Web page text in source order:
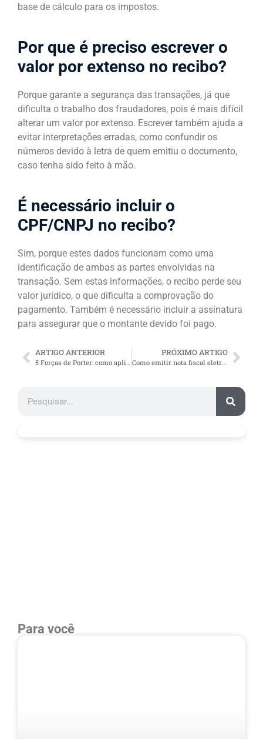
base de cálculo para os impostos.
Por que é preciso escrever o
valor por extenso no recibo?
Porque garante a segurança das transações, já que
dificulta o trabalho dos fraudadores, pois é mais difícil
alterar um valor por extenso. Escrever também ajuda a
evitar interpretações erradas, como confundir os
números devido à letra de quem emitiu o documento,
caso tenha sido feito à mão.
É necessário incluir o
CPF/CNPJ no recibo?
Sim, porque estes dados funcionam como uma
identificação de ambas as partes envolvidas na
transação. Sem estas informações, o recibo perde seu
valor jurídico, o que dificulta a comprovação do
pagamento. Também é necessário incluir a assinatura
para assegurar que o montante devido foi pago.
ARTIGO ANTERIOR
5 Forças de Porter: como aplicar o modelo na sua empresa?
PRÓXIMO ARTIGO
Como emitir nota fiscal eletrônica? Obrigações e tipos de NF-e
Para você